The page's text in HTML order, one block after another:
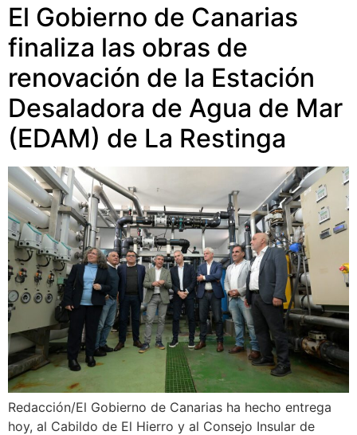
El Gobierno de Canarias
finaliza las obras de
renovación de la Estación
Desaladora de Agua de Mar
(EDAM) de La Restinga
Redacción/El Gobierno de Canarias ha hecho entrega
hoy, al Cabildo de El Hierro y al Consejo Insular de